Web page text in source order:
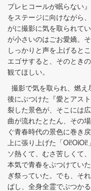
プレヒコールが眠らない
をステージに向けながら
がに撮影に気を取られて
が小さいのはごお愛嬌。
しっかりと声を上げると
エゴサすると、そのとき
観てほしい。
撮影で気を取られ、燃え
後にぶつけた『愛とアス
裂した景色が、そこには
曲が流れたとたん、その
ぐ青春時代の景色に巻き
上に張り上げた「
ソ熱くて、むさ苦しくて
本気で青春をぶつけてい
ぎ祭っていた。でも、そ
ばし、全身全霊でぶつか